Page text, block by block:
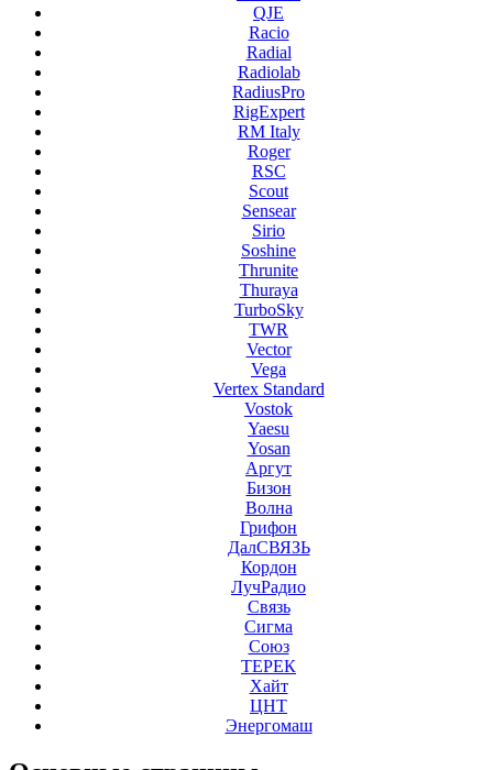
QJE
Racio
Radial
Radiolab
RadiusPro
RigExpert
RM Italy
Roger
RSC
Scout
Sensear
Sirio
Soshine
Thrunite
Thuraya
TurboSky
TWR
Vector
Vega
Vertex Standard
Vostok
Yaesu
Yosan
Аргут
Бизон
Волна
Грифон
ДалСВЯЗЬ
Кордон
ЛучРадио
Связь
Сигма
Союз
ТЕРЕК
Хайт
ЦНТ
Энергомаш